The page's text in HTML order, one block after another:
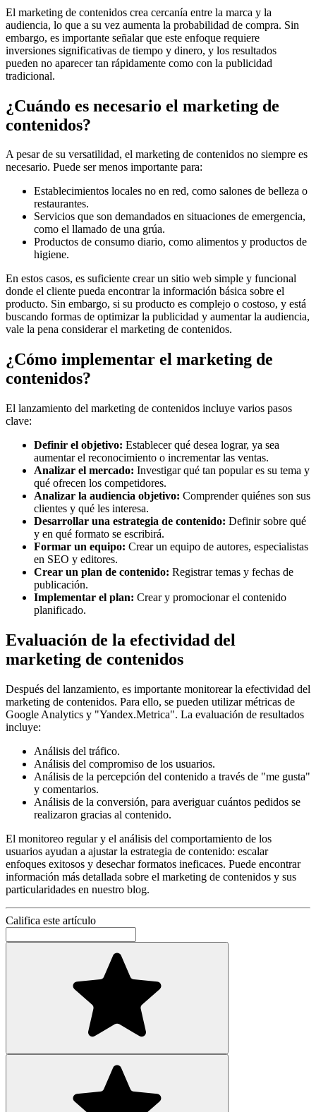
El marketing de contenidos crea cercanía entre la marca y la
audiencia, lo que a su vez aumenta la probabilidad de compra. Sin
embargo, es importante señalar que este enfoque requiere
inversiones significativas de tiempo y dinero, y los resultados
pueden no aparecer tan rápidamente como con la publicidad
tradicional.
¿Cuándo es necesario el marketing de
contenidos?
A pesar de su versatilidad, el marketing de contenidos no siempre es
necesario. Puede ser menos importante para:
Establecimientos locales no en red, como salones de belleza o
restaurantes.
Servicios que son demandados en situaciones de emergencia,
como el llamado de una grúa.
Productos de consumo diario, como alimentos y productos de
higiene.
En estos casos, es suficiente crear un sitio web simple y funcional
donde el cliente pueda encontrar la información básica sobre el
producto. Sin embargo, si su producto es complejo o costoso, y está
buscando formas de optimizar la publicidad y aumentar la audiencia,
vale la pena considerar el marketing de contenidos.
¿Cómo implementar el marketing de
contenidos?
El lanzamiento del marketing de contenidos incluye varios pasos
clave:
Definir el objetivo: Establecer qué desea lograr, ya sea
aumentar el reconocimiento o incrementar las ventas.
Analizar el mercado: Investigar qué tan popular es su tema y
qué ofrecen los competidores.
Analizar la audiencia objetivo: Comprender quiénes son sus
clientes y qué les interesa.
Desarrollar una estrategia de contenido: Definir sobre qué
y en qué formato se escribirá.
Formar un equipo: Crear un equipo de autores, especialistas
en SEO y editores.
Crear un plan de contenido: Registrar temas y fechas de
publicación.
Implementar el plan: Crear y promocionar el contenido
planificado.
Evaluación de la efectividad del
marketing de contenidos
Después del lanzamiento, es importante monitorear la efectividad del
marketing de contenidos. Para ello, se pueden utilizar métricas de
Google Analytics y "Yandex.Metrica". La evaluación de resultados
incluye:
Análisis del tráfico.
Análisis del compromiso de los usuarios.
Análisis de la percepción del contenido a través de "me gusta"
y comentarios.
Análisis de la conversión, para averiguar cuántos pedidos se
realizaron gracias al contenido.
El monitoreo regular y el análisis del comportamiento de los
usuarios ayudan a ajustar la estrategia de contenido: escalar
enfoques exitosos y desechar formatos ineficaces. Puede encontrar
información más detallada sobre el marketing de contenidos y sus
particularidades en nuestro blog.
Califica este artículo